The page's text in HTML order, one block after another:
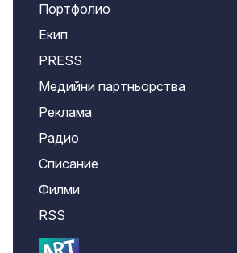
Портфолио
Екип
PRESS
Медийни партньорства
Реклама
Радио
Списание
Филми
RSS